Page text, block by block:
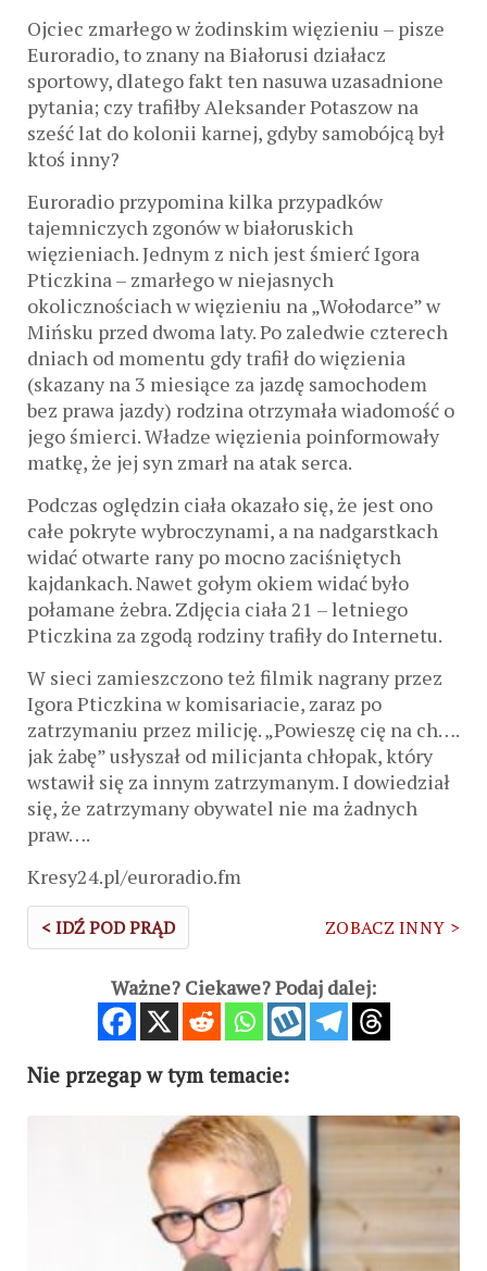
Ojciec zmarłego w żodinskim więzieniu – pisze
Euroradio, to znany na Białorusi działacz
sportowy, dlatego fakt ten nasuwa uzasadnione
pytania; czy trafiłby Aleksander Potaszow na
sześć lat do kolonii karnej, gdyby samobójcą był
ktoś inny?
Euroradio przypomina kilka przypadków
tajemniczych zgonów w białoruskich
więzieniach. Jednym z nich jest śmierć Igora
Pticzkina – zmarłego w niejasnych
okolicznościach w więzieniu na „Wołodarce” w
Mińsku przed dwoma laty. Po zaledwie czterech
dniach od momentu gdy trafił do więzienia
(skazany na 3 miesiące za jazdę samochodem
bez prawa jazdy) rodzina otrzymała wiadomość o
jego śmierci. Władze więzienia poinformowały
matkę, że jej syn zmarł na atak serca.
Podczas oględzin ciała okazało się, że jest ono
całe pokryte wybroczynami, a na nadgarstkach
widać otwarte rany po mocno zaciśniętych
kajdankach. Nawet gołym okiem widać było
połamane żebra. Zdjęcia ciała 21 – letniego
Pticzkina za zgodą rodziny trafiły do Internetu.
W sieci zamieszczono też filmik nagrany przez
Igora Pticzkina w komisariacie, zaraz po
zatrzymaniu przez milicję. „Powieszę cię na ch….
jak żabę” usłyszał od milicjanta chłopak, który
wstawił się za innym zatrzymanym. I dowiedział
się, że zatrzymany obywatel nie ma żadnych
praw….
Kresy24.pl/euroradio.fm
< IDŹ POD PRĄD ZOBACZ INNY >
Ważne? Ciekawe? Podaj dalej:
Nie przegap w tym temacie: